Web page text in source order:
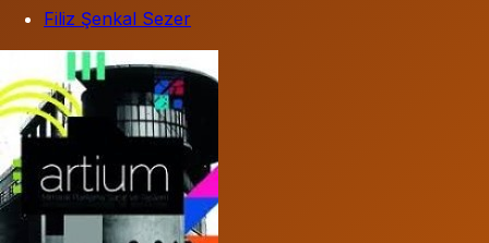
Filiz Şenkal Sezer